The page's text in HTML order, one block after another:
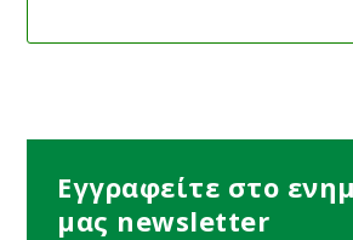
Εγγραφείτε στο
μας newsletter